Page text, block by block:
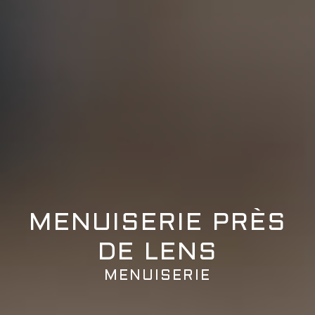
MENUISERIE PRÈS
DE LENS
MENUISERIE